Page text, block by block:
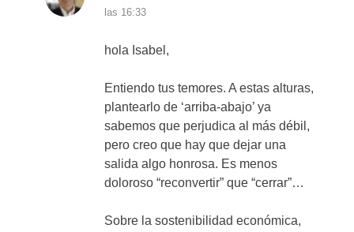
las 16:33
hola Isabel,
Entiendo tus temores. A estas alturas,
plantearlo de ‘arriba-abajo’ ya
sabemos que perjudica al más débil,
pero creo que hay que dejar una
salida algo honrosa. Es menos
doloroso “reconvertir” que “cerrar”…
Sobre la sostenibilidad económica,